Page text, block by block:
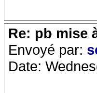
Re: pb mise
Envoyé par:
Date: